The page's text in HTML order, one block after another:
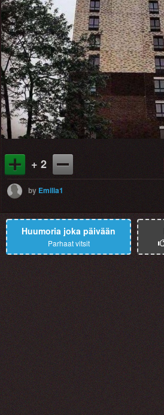
+ 2
by Emilia1
Huumoria joka päivään
Parhaat vitsit